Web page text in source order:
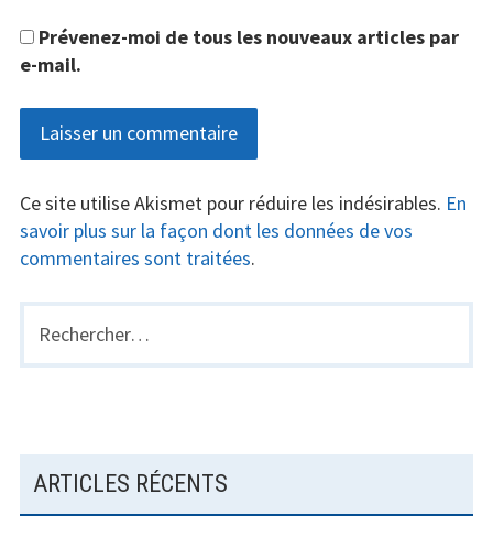
Prévenez-moi de tous les nouveaux articles par
e-mail.
Ce site utilise Akismet pour réduire les indésirables. En
savoir plus sur la façon dont les données de vos
commentaires sont traitées.
BARRE
LATÉRALE
Rechercher :
ARTICLES RÉCENTS